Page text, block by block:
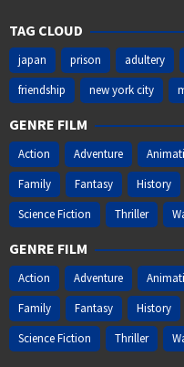
TAG CLOUD
japan prison adultery
friendship
new york city
GENRE FILM
Action Adventure
Family
Fantasy History
Science Fiction
Thriller
GENRE FILM
Action Adventure
Family
Fantasy History
Science Fiction
Thriller